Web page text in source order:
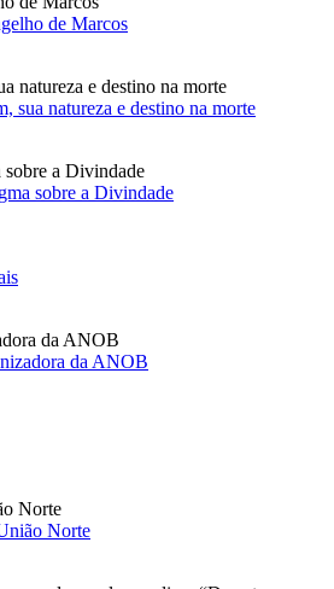
de Marcos
sua natureza e destino na morte
sobre a Divindade
da ANOB
Norte